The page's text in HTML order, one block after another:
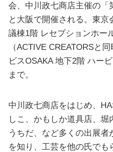
会、中川政七商店主催の
と大阪で開催される。東
議棟1階 レセプションホー
（ACTIVE CREATORSと
ビスOSAKA 地下2階 ハー
まで。
中川政七商店をはじめ、
しこ、かもしか道具店、
うちだ、など多くの出展
を知り、工芸を他の氏でも